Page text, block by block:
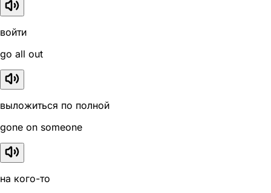
войти
go all out
выложиться по полной
gone on someone
на кого-то